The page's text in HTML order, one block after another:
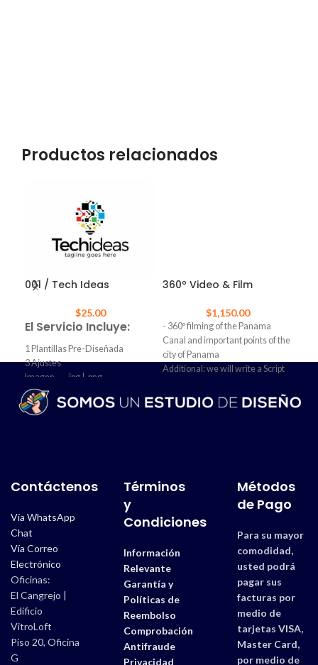
Productos relacionados
001 / Tech Ideas
$25.00
El Servicio Incluye:
1 Plantillas Pre-Diseñada
3 Ajustes
Imagen → .jpg | .png
Tiempo de Entrega → 1 Día
360º Video & Film
$1,150.00
- 360º filming of the Panama
Canal and important points of the
city of Panama
Additional: we will write a Script
videos explaining the trajectory
and the key points to highlight of
an Artificial Intelligence system,
to which the Script will be added
and the system will generate a
computer-generated voice
Contáctenos
Vía WhatsApp
Chat
Vía Correo
Electrónico
Oficinas:
El Cangrejo |
Edificio
VitroLoft
Piso 20, Oficina
G
Términos
y
Condiciones
Información
Relevante
Garantía y
Políticas de
Reembolso
Comprobación
Antifraude
Privacidad
Métodos
de Pago
Para su mayor
comodidad,
usted podrá
pagar sus
facturas por
medio de
tarjetas VISA,
Master Card,
por medio de